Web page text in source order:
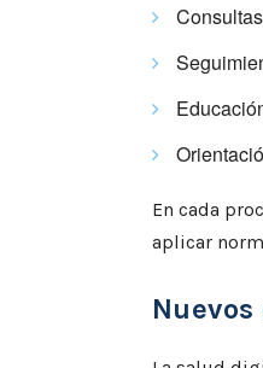
En cada
aplicar